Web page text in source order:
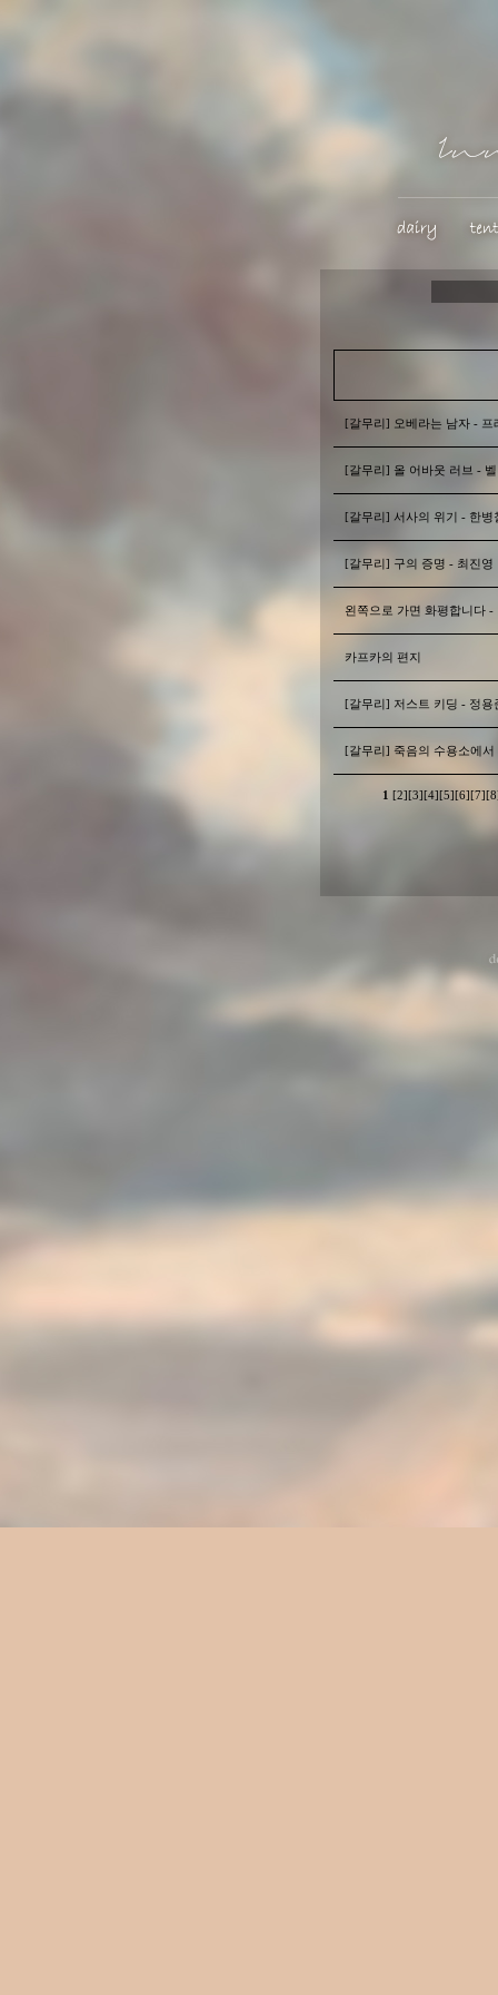
[갈무리] 오베라는 남자 - 프
[갈무리] 올 어바웃 러브 -
[갈무리] 서사의 위기 - 한병
[갈무리] 구의 증명 - 최진영
왼쪽으로 가면 화평합니다 -
카프카의 편지
[갈무리] 저스트 키딩 - 정용
[갈무리] 죽음의 수용소에서
1 [2] [3] [4] [5] [6] [7]